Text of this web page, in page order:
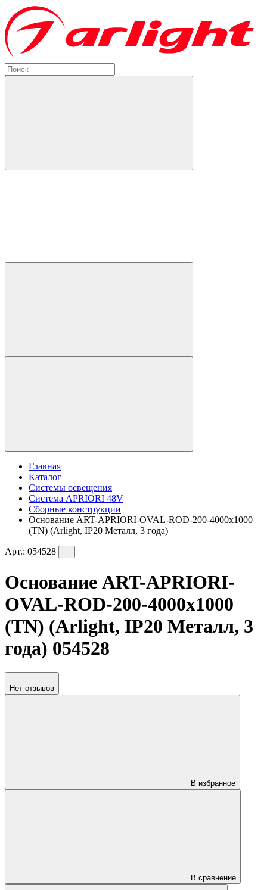
Главная
Каталог
Системы освещения
Система APRIORI 48V
Сборные конструкции
Основание ART-APRIORI-OVAL-ROD-200-4000x1000
(TN) (Arlight, IP20 Металл, 3 года)
Арт.: 054528
Основание ART-APRIORI-
OVAL-ROD-200-4000x1000
(TN) (Arlight, IP20 Металл, 3
года) 054528
Нет отзывов
В избранное
В сравнение